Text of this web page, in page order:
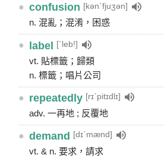
● confusion [kənˋfjuʒən]
n. 混亂；混淆，困惑
● label [ˋleb!]
vt. 貼標籤；歸類
n. 標籤；唱片公司
● repeatedly [rɪˋpitɪdlɪ]
adv. 一再地 ; 反覆地
● demand [dɪˋmænd]
vt. & n. 要求，請求